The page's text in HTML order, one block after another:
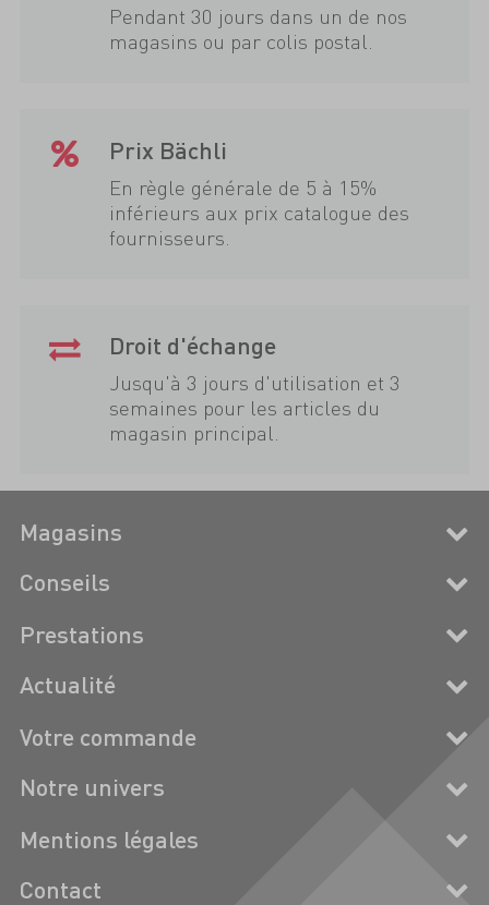
Pendant 30 jours dans un de nos
magasins ou par colis postal.
Prix Bächli
En règle générale de 5 à 15%
inférieurs aux prix catalogue des
fournisseurs.
Droit d'échange
Jusqu'à 3 jours d'utilisation et 3
semaines pour les articles du
magasin principal.
Magasins
Conseils
Prestations
Actualité
Votre commande
Notre univers
Mentions légales
Contact